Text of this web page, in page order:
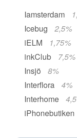
Iamsterdam
Icebug
2,5%
iELM
1,75%
inkClub
7,5%
Insjö
8%
Interflora
4%
Interhome
iPhonebutiken